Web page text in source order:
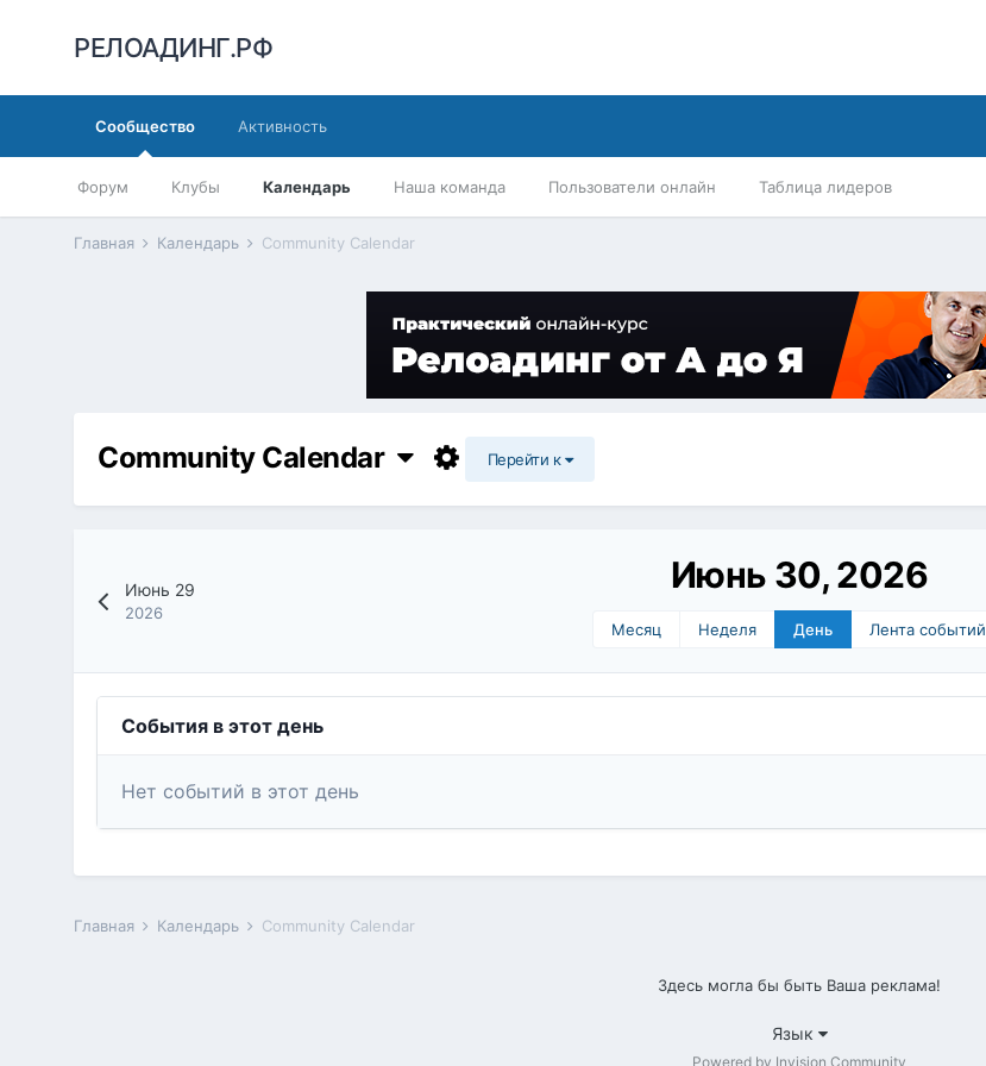
РЕЛОАДИНГ.РФ
Сообщество
Форум Клубы Календарь Наша команда Пользователи онлайн Таблица лидеров
Активность
Главная Календарь Community Calendar
Community Calendar Перейти к
Июнь 29
2026
Июнь 30, 2026
Месяц Неделя День Лента событий
События в этот день
Нет событий в этот день
Главная Календарь Community Calendar
Здесь могла бы быть Ваша реклама!
Язык
Powered by Invision Community